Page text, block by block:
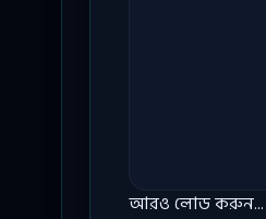
আরও লোড করুন...